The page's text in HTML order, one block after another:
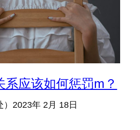
系应该如何惩罚m？
2023年 2月 18日